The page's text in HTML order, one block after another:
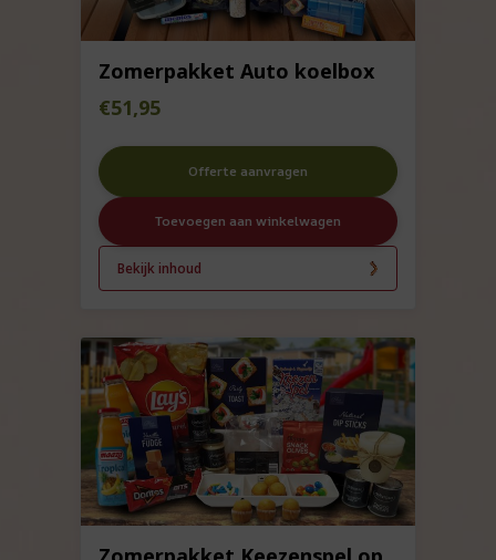
Zomerpakket Auto koelbox
€51,95
Offerte aanvragen
Toevoegen aan winkelwagen
Bekijk inhoud